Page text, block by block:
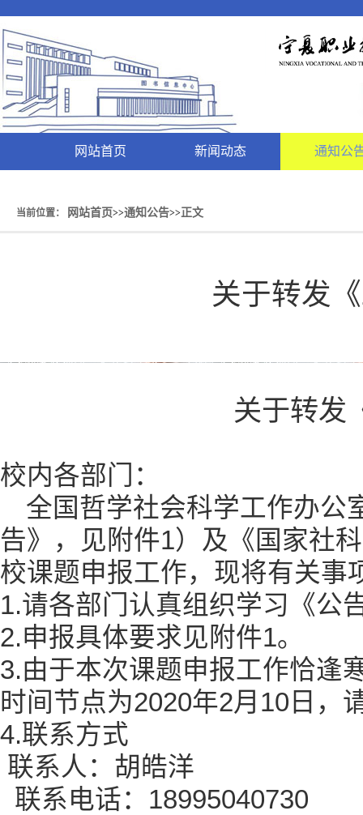
网站首页 新闻动态 通知公
当前位置： 网站首页>>通知公告>>正文
关于转发
关于转发
校内各部门：
全国哲学社会科学工作办公
告》，见附件1）及《国家社
校课题申报工作，现将有关事
1.请各部门认真组织学习《公
2.申报具体要求见附件1。
3.由于本次课题申报工作恰逢
时间节点为2020年2月10日，
4.联系方式
联系人：胡皓洋
联系电话：18995040730